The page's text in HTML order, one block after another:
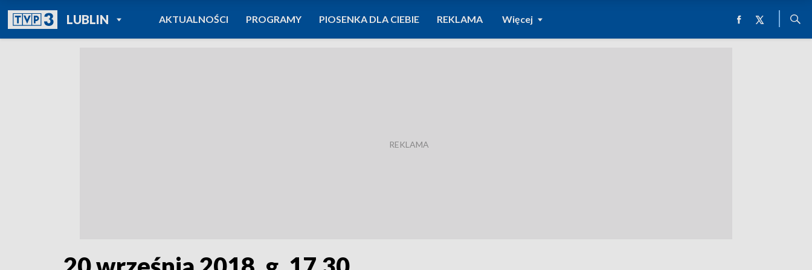
LUBLINPOWRÓT DO
TVP REGIONY
AKTUALNOŚCI PROGRAMY PIOSENKA DLA CIEBIE REKLAMA Więcej